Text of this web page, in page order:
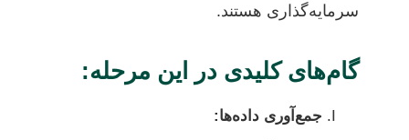
سرمایه‌گذاری هستند.
گام‌های کلیدی در این مرحله:
جمع‌آوری داده‌ها: